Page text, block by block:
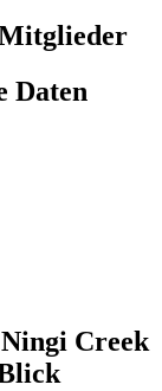
Daten
Creek